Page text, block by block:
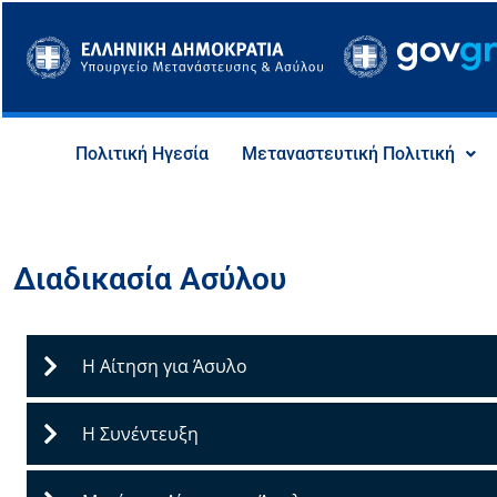
στο
περιεχόμενο
Πολιτική Ηγεσία Μεταναστευτική Πολιτική
Διαδικασία Ασύλου
Η Αίτηση για Άσυλο
Η Συνέντευξη